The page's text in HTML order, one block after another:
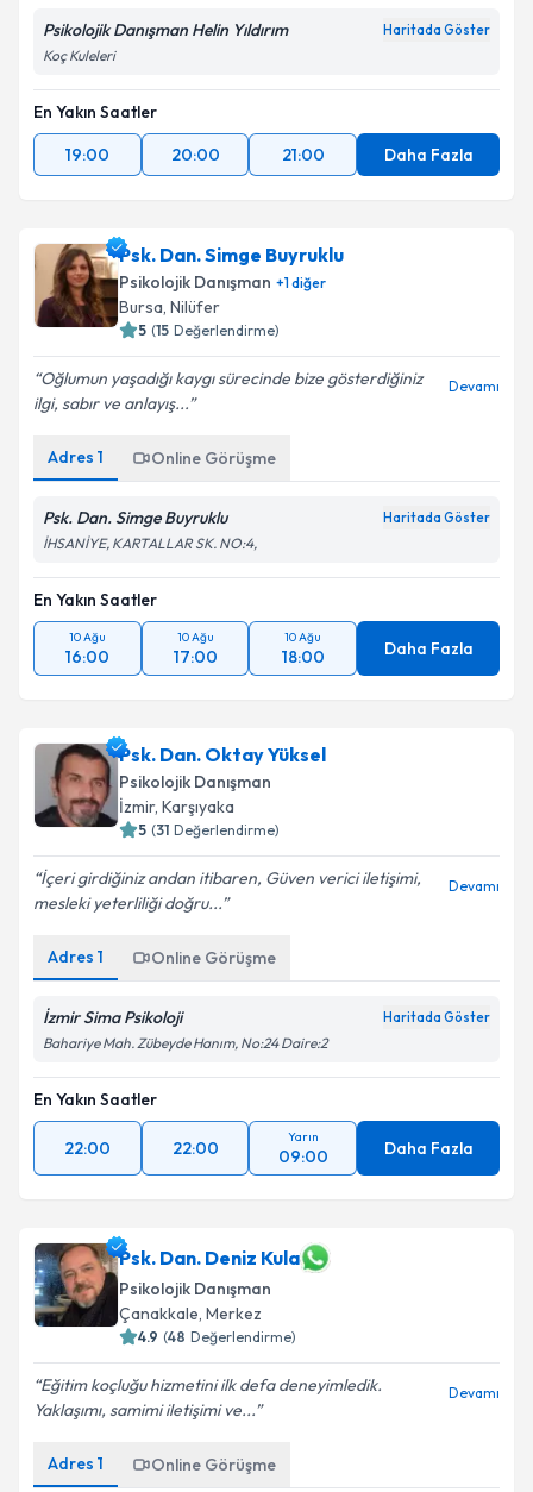
Psikolojik Danışman Helin Yıldırım Haritada Göster
Koç Kuleleri
En Yakın Saatler
19:00
20:00 21:00 Daha Fazla
Psk. Dan. Simge Buyruklu
Psikolojik Danışman +1diğer
Bursa, Nilüfer
5 (15 Değerlendirme)
Oğlumun yaşadığı kaygı sürecinde bize gösterdiğiniz
ilgi, sabır ve anlayış...
Devamı
Adres 1 Online Görüşme
Psk. Dan. Simge Buyruklu Haritada Göster
İHSANİYE, KARTALLAR SK. NO:4,
En Yakın Saatler
10 Ağu
16:00
10 Ağu
17:00
10 Ağu
18:00 Daha Fazla
Psk. Dan. Oktay Yüksel
Psikolojik Danışman
İzmir, Karşıyaka
5 (31 Değerlendirme)
İçeri girdiğiniz andan itibaren, Güven verici iletişimi,
mesleki yeterliliği doğru...
Devamı
Adres 1 Online Görüşme
İzmir Sima Psikoloji Haritada Göster
Bahariye Mah. Zübeyde Hanım, No:24 Daire:2
En Yakın Saatler
22:00 22:00
Yarın
09:00 Daha Fazla
Psk. Dan. Deniz Kula
Psikolojik Danışman
Çanakkale, Merkez
4.9 (48 Değerlendirme)
Eğitim koçluğu hizmetini ilk defa deneyimledik.
Yaklaşımı, samimi iletişimi ve...
Devamı
Adres 1 Online Görüşme